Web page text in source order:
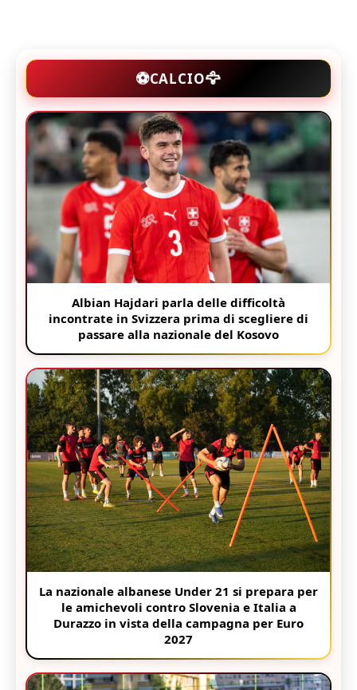
⚽CALCIO🦅
Albian Hajdari parla delle difficoltà
incontrate in Svizzera prima di scegliere di
passare alla nazionale del Kosovo
La nazionale albanese Under 21 si prepara per
le amichevoli contro Slovenia e Italia a
Durazzo in vista della campagna per Euro
2027